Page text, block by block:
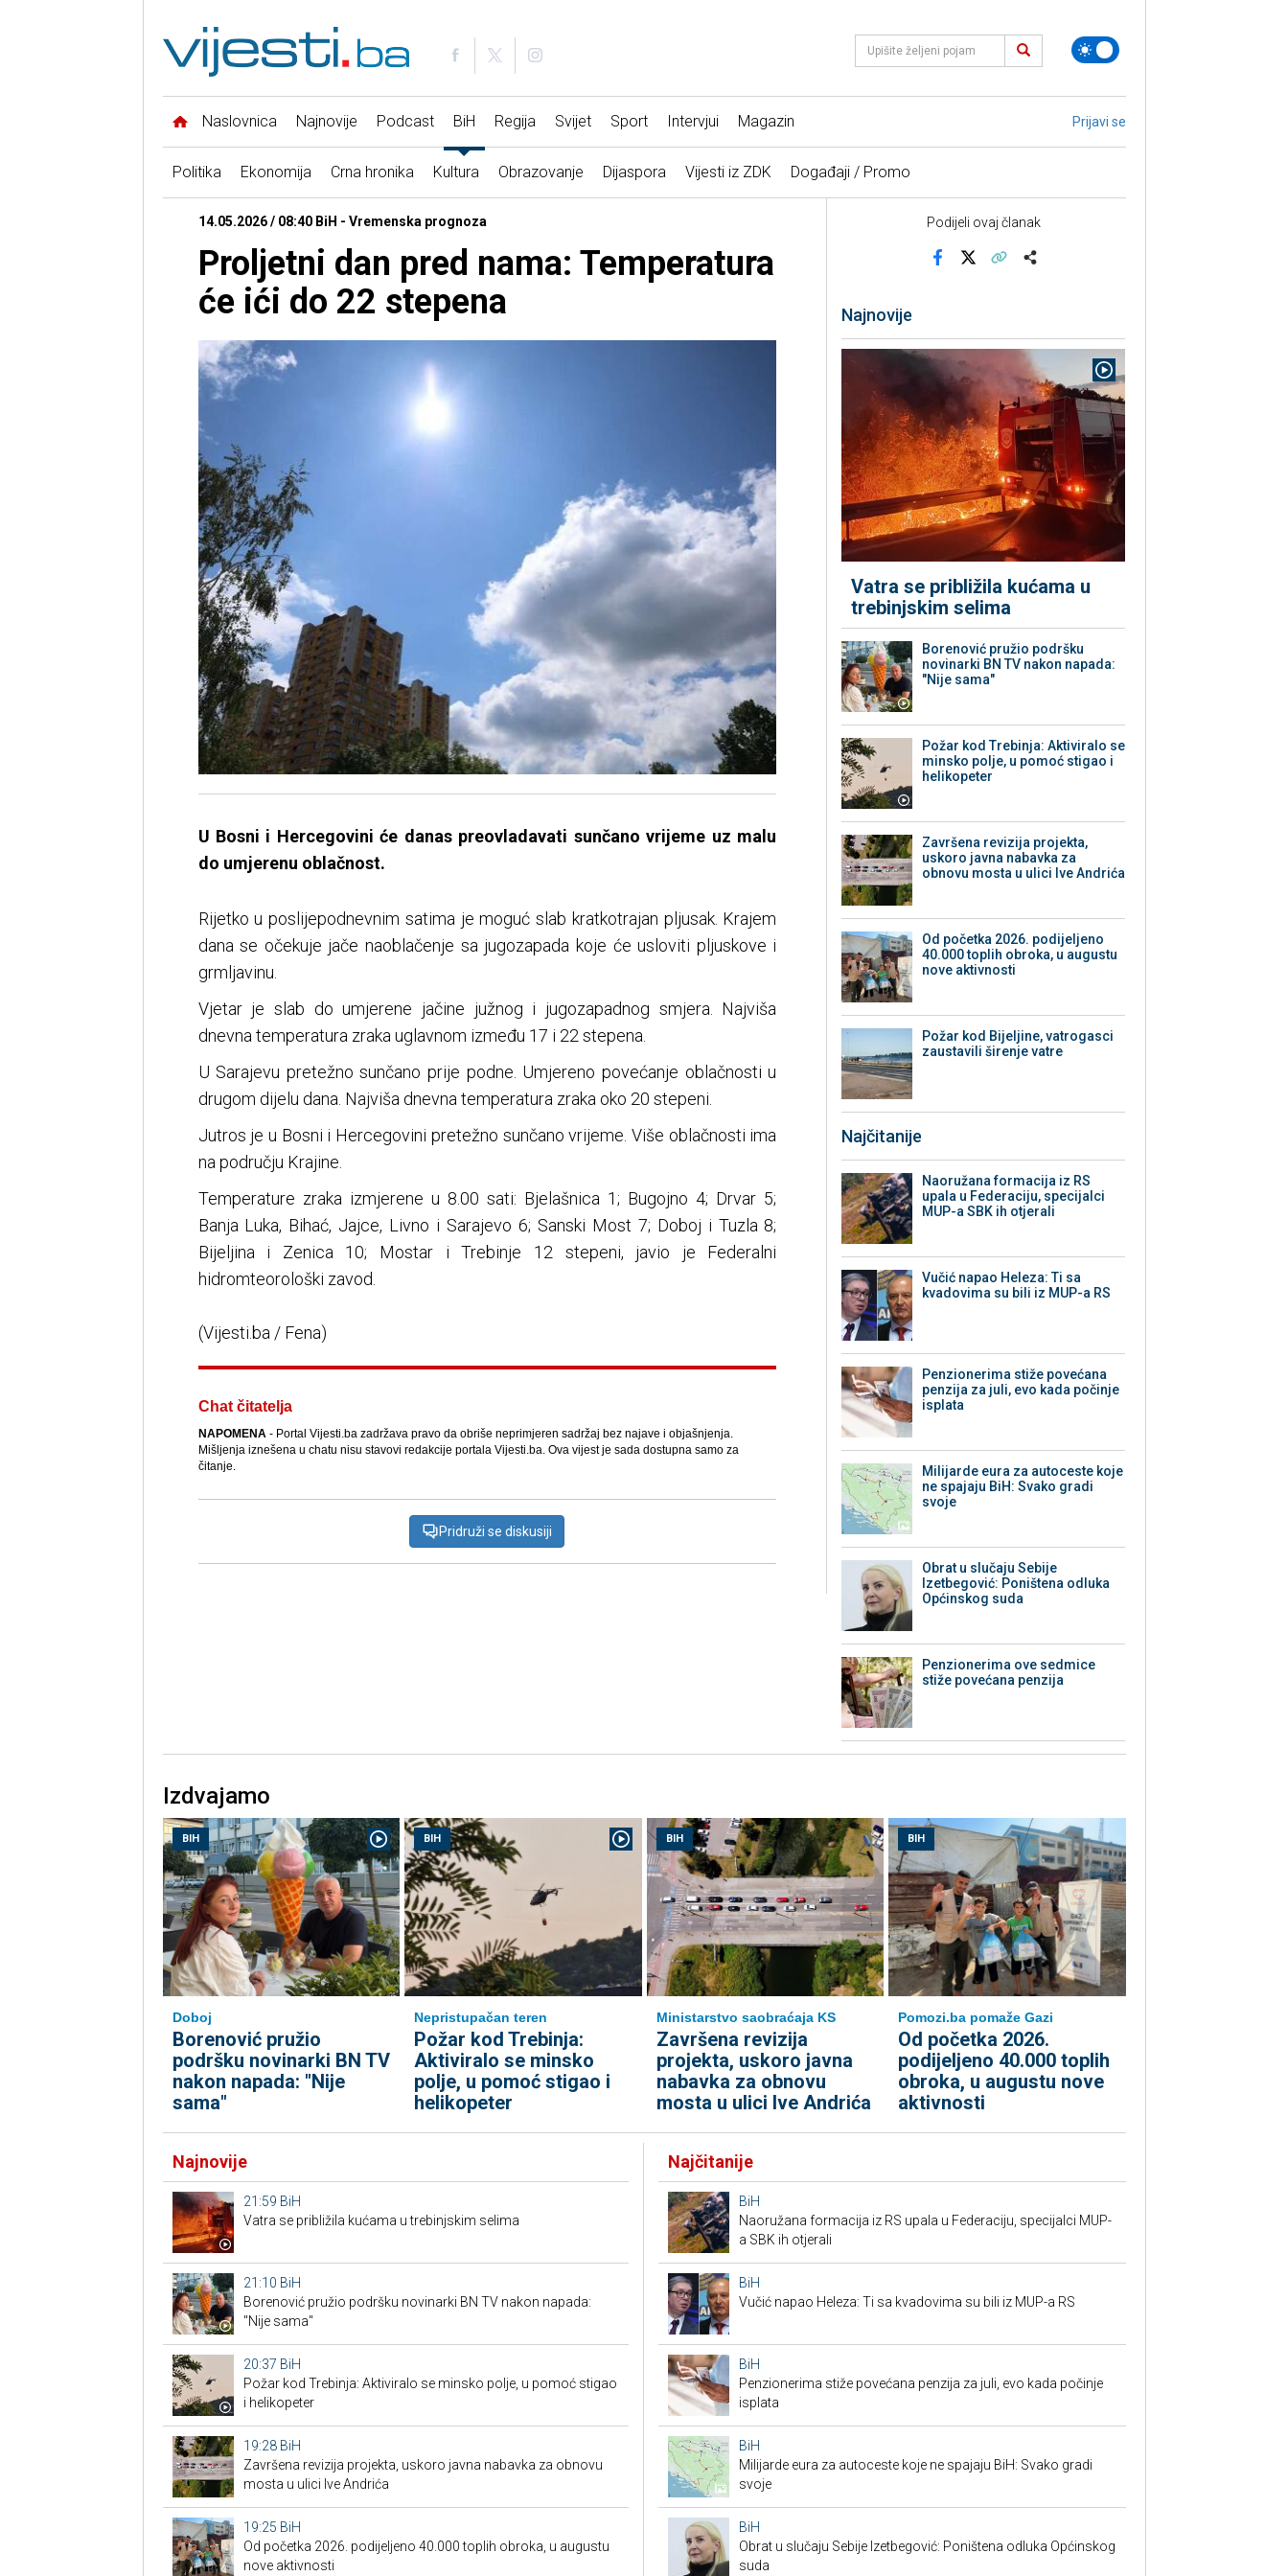
Naslovnica Najnovije Podcast BiH Regija Svijet Sport Intervjui Magazin Prijavi se
Politika Ekonomija Crna hronika Kultura Obrazovanje Dijaspora Vijesti iz ZDK Događaji / Promo
14.05.2026 / 08:40 BiH - Vremenska prognoza
Proljetni dan pred nama: Temperatura
će ići do 22 stepena
U Bosni i Hercegovini će danas preovladavati sunčano vrijeme uz malu
do umjerenu oblačnost.
Rijetko u poslijepodnevnim satima je moguć slab kratkotrajan pljusak. Krajem
dana se očekuje jače naoblačenje sa jugozapada koje će usloviti pljuskove i
grmljavinu.
Vjetar je slab do umjerene jačine južnog i jugozapadnog smjera. Najviša
dnevna temperatura zraka uglavnom između 17 i 22 stepena.
U Sarajevu pretežno sunčano prije podne. Umjereno povećanje oblačnosti u
drugom dijelu dana. Najviša dnevna temperatura zraka oko 20 stepeni.
Jutros je u Bosni i Hercegovini pretežno sunčano vrijeme. Više oblačnosti ima
na području Krajine.
Temperature zraka izmjerene u 8.00 sati: Bjelašnica 1; Bugojno 4; Drvar 5;
Banja Luka, Bihać, Jajce, Livno i Sarajevo 6; Sanski Most 7; Doboj i Tuzla 8;
Bijeljina i Zenica 10; Mostar i Trebinje 12 stepeni, javio je Federalni
hidromteorološki zavod.
(Vijesti.ba / Fena)
Chat čitatelja
NAPOMENA- Portal Vijesti.ba zadržava pravo da obriše neprimjeren sadržaj bez najave i objašnjenja.
Mišljenja iznešena u chatu nisu stavovi redakcije portala Vijesti.ba. Ova vijest je sada dostupna samo za
čitanje.
Pridruži se diskusiji
Podijeli ovaj članak
Najnovije
Vatra se približila kućama u
trebinjskim selima
Borenović pružio podršku
novinarki BN TV nakon napada:
"Nije sama"
Požar kod Trebinja: Aktiviralo se
minsko polje, u pomoć stigao i
helikopeter
Završena revizija projekta,
uskoro javna nabavka za
obnovu mosta u ulici Ive Andrića
Od početka 2026. podijeljeno
40.000 toplih obroka, u augustu
nove aktivnosti
Požar kod Bijeljine, vatrogasci
zaustavili širenje vatre
Najčitanije
Naoružana formacija iz RS
upala u Federaciju, specijalci
MUP-a SBK ih otjerali
Vučić napao Heleza: Ti sa
kvadovima su bili iz MUP-a RS
Penzionerima stiže povećana
penzija za juli, evo kada počinje
isplata
Milijarde eura za autoceste koje
ne spajaju BiH: Svako gradi
svoje
Obrat u slučaju Sebije
Izetbegović: Poništena odluka
Općinskog suda
Penzionerima ove sedmice
stiže povećana penzija
Izdvajamo
BIH
Doboj
Borenović pružio
podršku novinarki BN TV
nakon napada: "Nije
sama"
BIH
Nepristupačan teren
Požar kod Trebinja:
Aktiviralo se minsko
polje, u pomoć stigao i
helikopeter
BIH
Ministarstvo saobraćaja KS
Završena revizija
projekta, uskoro javna
nabavka za obnovu
mosta u ulici Ive Andrića
BIH
Pomozi.ba pomaže Gazi
Od početka 2026.
podijeljeno 40.000 toplih
obroka, u augustu nove
aktivnosti
Najnovije
21:59 BiH
Vatra se približila kućama u trebinjskim selima
21:10 BiH
Borenović pružio podršku novinarki BN TV nakon napada:
"Nije sama"
20:37 BiH
Požar kod Trebinja: Aktiviralo se minsko polje, u pomoć stigao
i helikopeter
19:28 BiH
Završena revizija projekta, uskoro javna nabavka za obnovu
mosta u ulici Ive Andrića
19:25 BiH
Od početka 2026. podijeljeno 40.000 toplih obroka, u augustu
nove aktivnosti
Najčitanije
BiH
Naoružana formacija iz RS upala u Federaciju, specijalci MUP-
a SBK ih otjerali
BiH
Vučić napao Heleza: Ti sa kvadovima su bili iz MUP-a RS
BiH
Penzionerima stiže povećana penzija za juli, evo kada počinje
isplata
BiH
Milijarde eura za autoceste koje ne spajaju BiH: Svako gradi
svoje
BiH
Obrat u slučaju Sebije Izetbegović: Poništena odluka Općinskog
suda